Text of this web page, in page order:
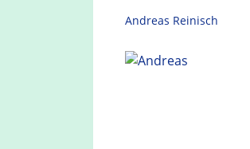
Andreas Reinisch